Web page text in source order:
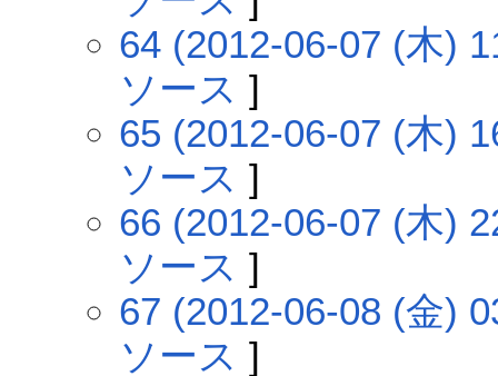
64 (2012-06-07 (木)
ソース ]
65 (2012-06-07 (木)
ソース ]
66 (2012-06-07 (木)
ソース ]
67 (2012-06-08 (金)
ソース ]